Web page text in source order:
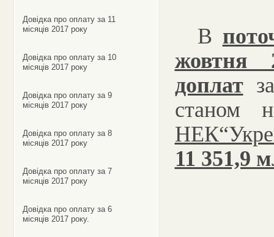
Довідка про оплату за 11
місяців 2017 року
Довідка про оплату за 10
місяців 2017 року
Довідка про оплату за 9
місяців 2017 року
Довідка про оплату за 8
місяців 2017 року
Довідка про оплату за 7
місяців 2017 року
Довідка про оплату за 6
місяців 2017 року.
В
жовтня
доплатза
станом
11 351,9